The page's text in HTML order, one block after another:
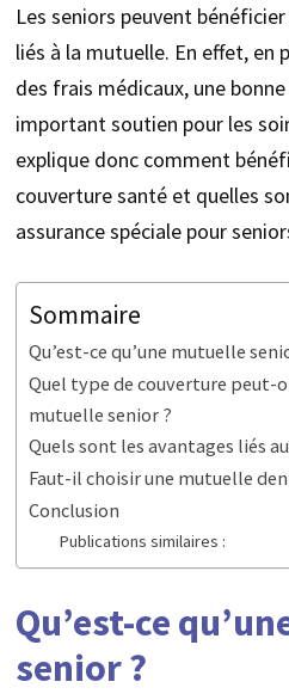
Les seniors peuvent
liés à la mutuelle. En effet, en
des frais médicaux, une
important soutien pour les
explique donc comment
couverture santé et quelles
assurance spéciale pour
Sommaire
Qu’est-ce qu’une mutuelle
Quel type de couverture peut-
mutuelle senior ?
Quels sont les avantages liés
Faut-il choisir une mutuelle
Conclusion
Publications similaires :
Qu’est-ce
senior ?